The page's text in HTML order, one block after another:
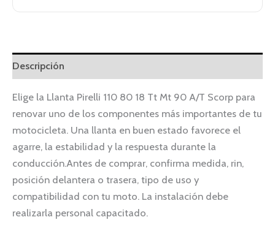
Descripción
Elige la Llanta Pirelli 110 80 18 Tt Mt 90 A/T Scorp para
renovar uno de los componentes más importantes de tu
motocicleta. Una llanta en buen estado favorece el
agarre, la estabilidad y la respuesta durante la
conducción.Antes de comprar, confirma medida, rin,
posición delantera o trasera, tipo de uso y
compatibilidad con tu moto. La instalación debe
realizarla personal capacitado.